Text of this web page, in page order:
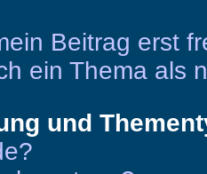
Beitrag erst
ein Thema als
und